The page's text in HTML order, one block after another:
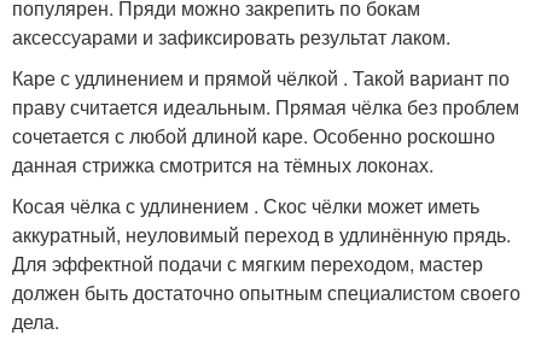
популярен. Пряди можно закрепить по бокам
аксессуарами и зафиксировать результат лаком.
Каре с удлинением и прямой чёлкой . Такой вариант по
праву считается идеальным. Прямая чёлка без проблем
сочетается с любой длиной каре. Особенно роскошно
данная стрижка смотрится на тёмных локонах.
Косая чёлка с удлинением . Скос чёлки может иметь
аккуратный, неуловимый переход в удлинённую прядь.
Для эффектной подачи с мягким переходом, мастер
должен быть достаточно опытным специалистом своего
дела.